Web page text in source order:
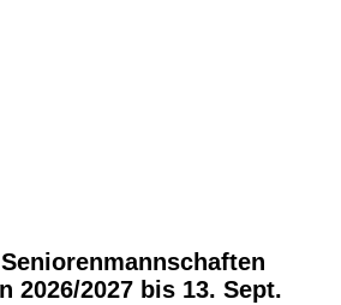
2026/2027 bis 13. Sept.